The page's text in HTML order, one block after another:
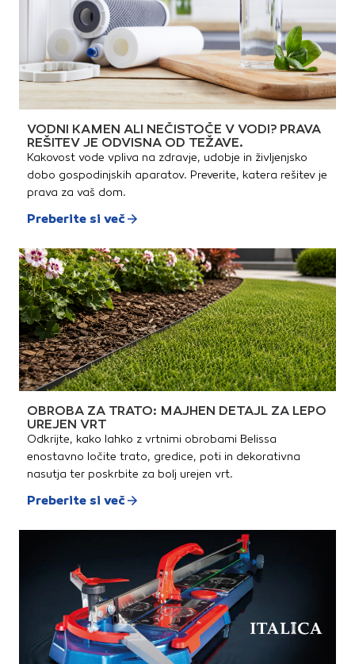
VODNI KAMEN ALI NEČISTOČE V VODI? PRAVA
REŠITEV JE ODVISNA OD TEŽAVE.
Kakovost vode vpliva na zdravje, udobje in življenjsko
dobo gospodinjskih aparatov. Preverite, katera rešitev je
prava za vaš dom.
Preberite si več
OBROBA ZA TRATO: MAJHEN DETAJL ZA LEPO
UREJEN VRT
Odkrijte, kako lahko z vrtnimi obrobami Belissa
enostavno ločite trato, gredice, poti in dekorativna
nasutja ter poskrbite za bolj urejen vrt.
Preberite si več